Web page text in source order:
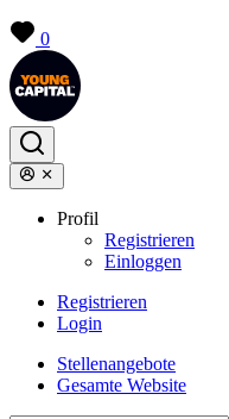
0
Profil
Registrieren
Einloggen
Registrieren
Login
Stellenangebote
Gesamte Website